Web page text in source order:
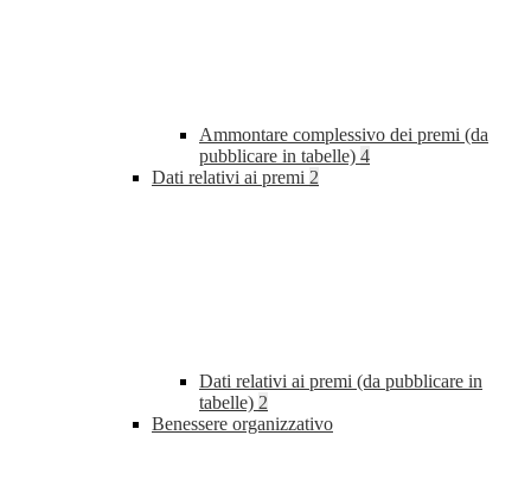
Ammontare complessivo dei premi (da
pubblicare in tabelle) 4
Dati relativi ai premi 2
Dati relativi ai premi (da pubblicare in
tabelle) 2
Benessere organizzativo